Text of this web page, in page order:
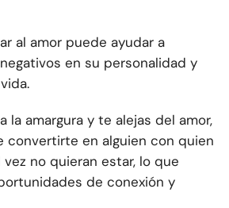
al amor puede ayudar a
en su personalidad y
la amargura y te alejas del amor,
convertirte en alguien con quien
no quieran estar, lo que
de conexión y